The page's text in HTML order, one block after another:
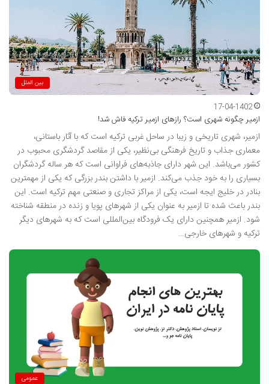
بین الملل
17-04-1402
ازمیر چگونه شهری است؟ رازهای ازمیر ترکیه فاش شد!
ازمیر، شهری تاریخی و زیبا در ساحل غربی ترکیه است که با آثار باستانی،
معماری جذاب و تاریخ فرهنگی بی‌نظیر، یکی از مقاصد گردشگری محبوب در
کشور می‌باشد. این شهر دارای جاذبه‌های فراوانی است که هر ساله گردشگران
بسیاری را به خود جذب می‌کند. ازمیر با داشتن بندر بزرگی که یکی از مهمترین
بنادر در خلیج ایجه است، یکی از مراکز تجاری و صنعتی مهم ترکیه است. این
بندر باعث شده تا ازمیر به عنوان یکی از شهرهای پویا و زنده در منطقه شناخته
شود. ازمیر همچنین دارای یک فرودگاه بین‌المللی است که به شهرهای دیگر
ترکیه و شهرهای خارجی…
عمومی